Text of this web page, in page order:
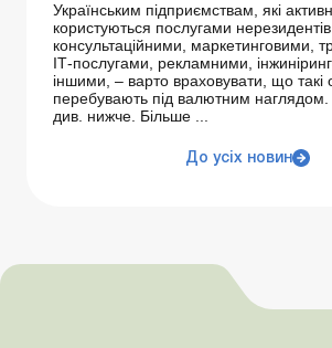
Українським підприємствам, які
користуються послугами
консультаційними, маркетинговими,
ІТ-послугами, рекламними,
іншими, – варто враховувати, що такі
перебувають під валютним наглядом.
див. нижче. Більше ...
До усіх новин